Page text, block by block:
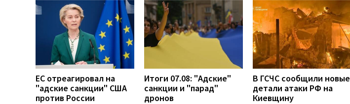
ЕС отреагировал на
"адские санкции" США
против России
Итоги 07.08: "Адские"
санкции и "парад"
дронов
В ГСЧС сообщили новые
детали атаки РФ на
Киевщину